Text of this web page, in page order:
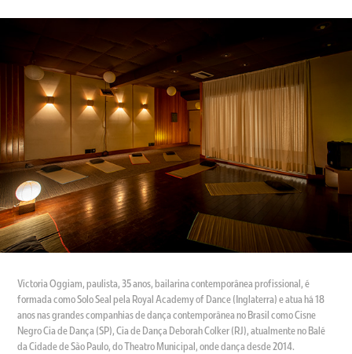
Victoria Oggiam, paulista, 35 anos, bailarina contemporânea profissional, é
formada como Solo Seal pela Royal Academy of Dance (Inglaterra) e atua há 18
anos nas grandes companhias de dança contemporânea no Brasil como Cisne
Negro Cia de Dança (SP), Cia de Dança Deborah Colker (RJ), atualmente no Balé
da Cidade de São Paulo, do Theatro Municipal, onde dança desde 2014.